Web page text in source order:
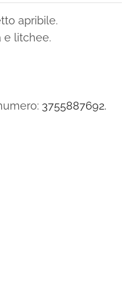
apribile.
e litchee.
3755887692.